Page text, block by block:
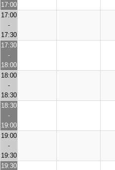
17:00
17:00
-
17:30
17:30
-
18:00
18:00
-
18:30
18:30
-
19:00
19:00
-
19:30
19:30